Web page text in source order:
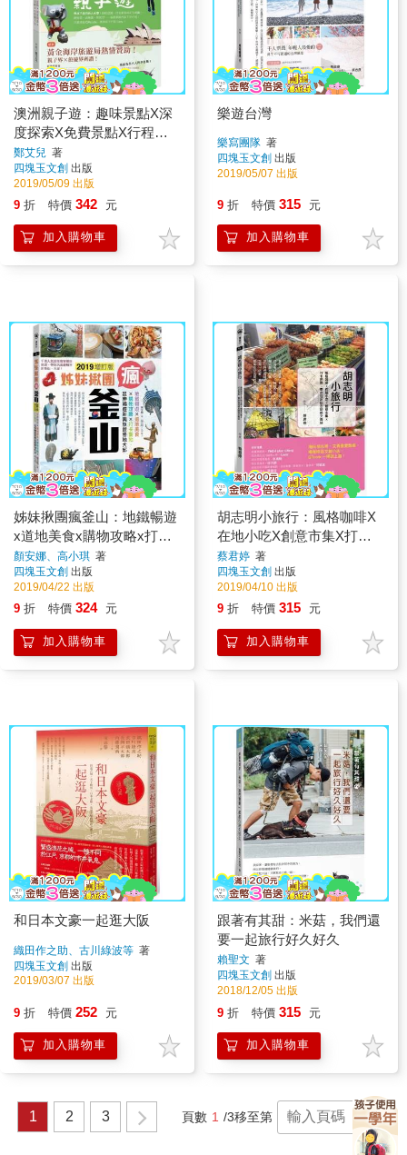
澳洲親子遊：趣味景點X深
度探索X免費景點X行程懶
人包
鄭艾兒 著
四塊玉文創 出版
2019/05/09 出版
9 折 特價 342 元
加入購物車
樂遊台灣
樂寫團隊 著
四塊玉文創 出版
2019/05/07 出版
9 折 特價 315 元
加入購物車
姊妹揪團瘋釜山：地鐵暢遊
x道地美食x購物攻略x打卡
聖地，延伸暢遊新興旅遊勝
地大邱(2019增訂版)
顏安娜、高小琪 著
四塊玉文創 出版
2019/04/22 出版
9 折 特價 324 元
加入購物車
胡志明小旅行：風格咖啡X
在地小吃X創意市集X打卡
熱點，帶你玩出胡志明的文
青味
蔡君婷 著
四塊玉文創 出版
2019/04/10 出版
9 折 特價 315 元
加入購物車
和日本文豪一起逛大阪
織田作之助、古川綠波等 著
四塊玉文創 出版
2019/03/07 出版
9 折 特價 252 元
加入購物車
跟著有其甜：米菇，我們還
要一起旅行好久好久
賴聖文 著
四塊玉文創 出版
2018/12/05 出版
9 折 特價 315 元
加入購物車
1 2 3 頁數 1 /3移至第 頁